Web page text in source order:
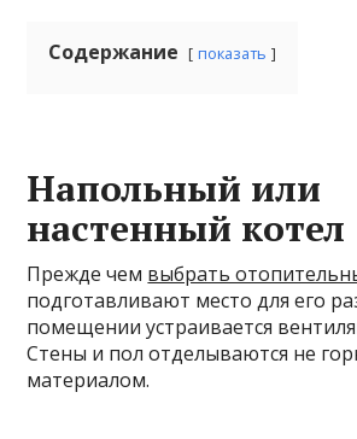
Содержание показать
Напольный или
настенный котел
Прежде чем выбрать
подготавливают место для его
помещении устраивается
Стены и пол отделываются не
материалом.